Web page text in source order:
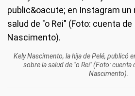
Kely Nascimento, la hija de Pelé, publicó
sobre la salud de "o Rei" (Foto: cuenta
Nascimento).